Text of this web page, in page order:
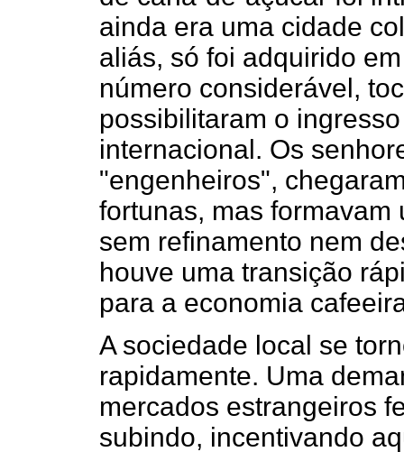
ainda era uma cidade
aliás, só foi adquirido
número considerável,
possibilitaram o
internacional. Os
"engenheiros",
fortunas, mas
sem refinamento nem
houve uma transição
para a economia
A sociedade local se
rapidamente. Uma
mercados estrangeiros
subindo, incentivando